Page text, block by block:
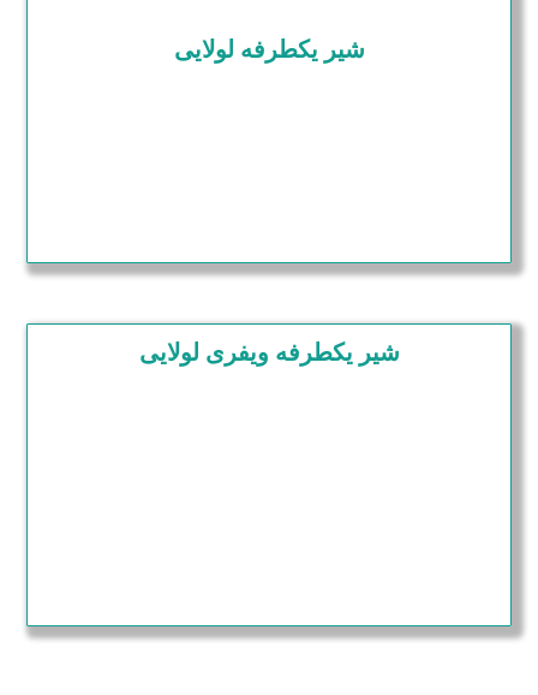
شیر یکطرفه لولایی
شیر یکطرفه ویفری لولایی